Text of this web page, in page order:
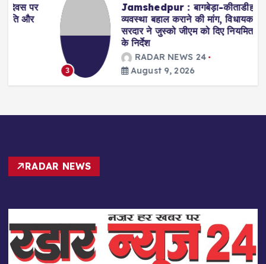
Jamshedpur : बागबेड़ा-कीताडीह में सफाई
व्यवस्था बहाल कराने की मांग, विधायक संजीव
सरदार ने जुस्को जीएम को दिए नियमित सफाई
के निर्देश
RADAR NEWS 24
August 9, 2026
RADAR NEWS